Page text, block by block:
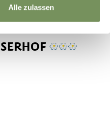
Alle zulassen